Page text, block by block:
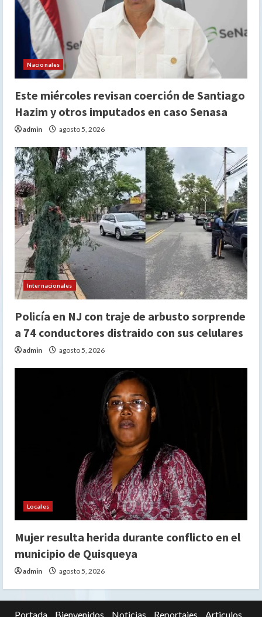
Nacionales
Este miércoles revisan coerción de Santiago
Hazim y otros imputados en caso Senasa
admin agosto 5, 2026
Internacionales
Policía en NJ con traje de arbusto sorprende
a 74 conductores distraido con sus celulares
admin agosto 5, 2026
Locales
Mujer resulta herida durante conflicto en el
municipio de Quisqueya
admin agosto 5, 2026
Portada Bienvenidos Noticias Reportajes Articulos